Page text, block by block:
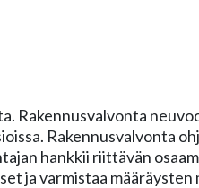
Rakennusvalvonta
Rakennusvalvonta
hankkii riittävän
ja varmistaa määräysten